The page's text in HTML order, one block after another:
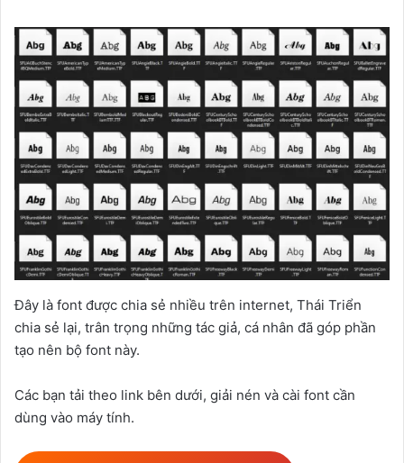
Đây là font được chia sẻ nhiều trên internet, Thái Triển
chia sẻ lại, trân trọng những tác giả, cá nhân đã góp phần
tạo nên bộ font này.
Các bạn tải theo link bên dưới, giải nén và cài font cần
dùng vào máy tính.